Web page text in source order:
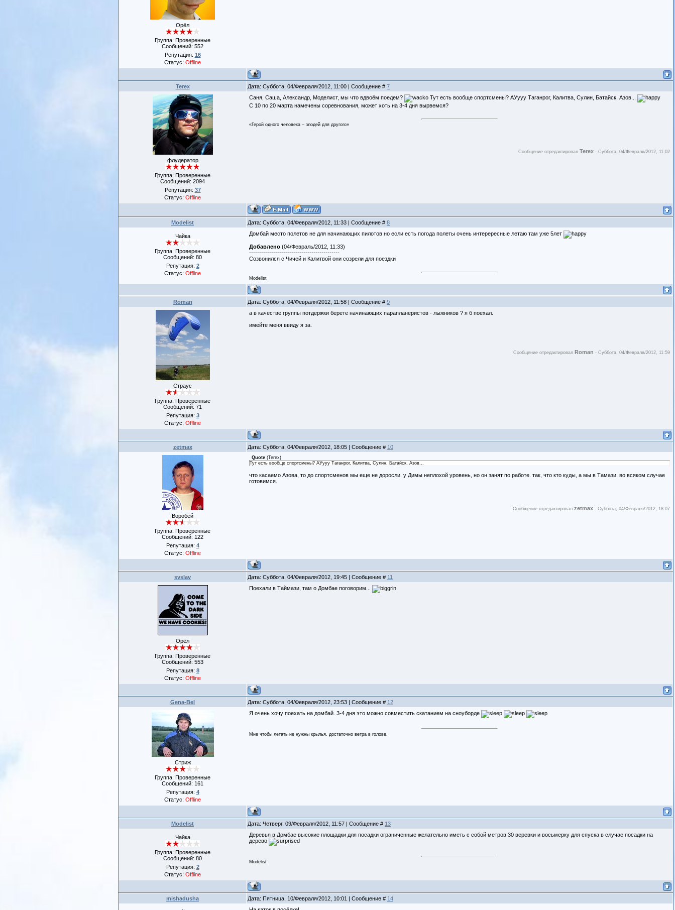
Орёл
Группа: Проверенные
Сообщений: 552
Репутация: 16
Статус: Offline
Terex Дата: Суббота, 04/Февраля/2012, 11:00 | Сообщение # 7
флудератор
Группа: Проверенные
Сообщений: 2094
Репутация: 37
Статус: Offline
Саня, Саша, Александр, Моделист, мы что вдвоём поедем?
Тут есть вообще спортсмены? АУууу Таганрог, Калитва, Сулин, Батайск, Азов...
С 10 по 20 марта намечены соревнования, может хоть на 3-4 дня вырвемся?
«Герой одного человека – злодей для другого»
Сообщение отредактировал Terex - Суббота, 04/Февраля/2012, 11:02
Modelist Дата: Суббота, 04/Февраля/2012, 11:33 | Сообщение # 8
Чайка
Группа: Проверенные
Сообщений: 80
Репутация: 2
Статус: Offline
Домбай место полетов не для начинающих пилотов но если есть погода полеты очень интерересные летаю там уже 5лет
Добавлено (04/Февраль/2012, 11:33)
---------------------------------------------
Созвонился с Чичей и Калитвой они созрели для поездки
Modelist
Roman Дата: Суббота, 04/Февраля/2012, 11:58 | Сообщение # 9
Страус
Группа: Проверенные
Сообщений: 71
Репутация: 3
Статус: Offline
а в качестве группы потдержки берете начинающих парапланеристов - лыжников ? я б поехал.
имейте меня ввиду я за.
Сообщение отредактировал Roman - Суббота, 04/Февраля/2012, 11:59
zetmax Дата: Суббота, 04/Февраля/2012, 18:05 | Сообщение # 10
Воробей
Группа: Проверенные
Сообщений: 122
Репутация: 4
Статус: Offline
Quote (Terex)
Тут есть вообще спортсмены? АУууу Таганрог, Калитва, Сулин, Батайск, Азов...
что касаемо Азова, то до спортсменов мы еще не доросли. у Димы неплохой уровень, но он занят по работе. так, что кто куды, а мы в Тамази. во всяком случае
готовимся.
Сообщение отредактировал zetmax - Суббота, 04/Февраля/2012, 18:07
svslav Дата: Суббота, 04/Февраля/2012, 19:45 | Сообщение # 11
Орёл
Группа: Проверенные
Сообщений: 553
Репутация: 8
Статус: Offline
Поехали в Таймази, там о Домбае поговорим...
Gena-Bel Дата: Суббота, 04/Февраля/2012, 23:53 | Сообщение # 12
Стриж
Группа: Проверенные
Сообщений: 161
Репутация: 4
Статус: Offline
Я очень хочу поехать на домбай. 3-4 дня это можно совместить скатанием на сноуборде
Мне чтобы летать не нужны крылья, достаточно ветра в голове.
Modelist Дата: Четверг, 09/Февраля/2012, 11:57 | Сообщение # 13
Чайка
Группа: Проверенные
Сообщений: 80
Репутация: 2
Статус: Offline
Деревья в Домбае высокие площадки для посадки ограниченные желательно иметь с собой метров 30 веревки и восьмерку для спуска в случае посадки на
дерево
Modelist
mishadusha Дата: Пятница, 10/Февраля/2012, 10:01 | Сообщение # 14